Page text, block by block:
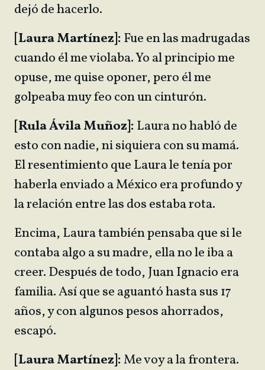
dejó de hacerlo.
[Laura Martínez]:Fue en las madrugadas
cuando él me violaba. Yo al principio me
opuse, me quise oponer, pero él me
golpeaba muy feo con un cinturón.
[Rula Ávila Muñoz]:Laura no habló de
esto con nadie, ni siquiera con su mamá.
El resentimiento que Laura le tenía por
haberla enviado a México era profundo y
la relación entre las dos estaba rota.
Encima, Laura también pensaba que si le
contaba algo a su madre, ella no le iba a
creer. Después de todo, Juan Ignacio era
familia. Así que se aguantó hasta sus 17
años, y con algunos pesos ahorrados,
escapó.
[Laura Martínez]:Me voy a la frontera.